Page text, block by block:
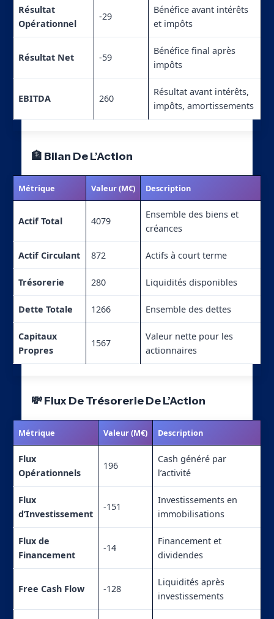
Résultat
Opérationnel
-29
Bénéfice avant intérêts
et impôts
Résultat Net -59
Bénéfice final après
impôts
EBITDA 260
Résultat avant intérêts,
impôts, amortissements
🏦 Bilan De L’Action
Métrique Valeur (M€) Description
Actif Total 4079
Ensemble des biens et
créances
Actif Circulant 872 Actifs à court terme
Trésorerie 280 Liquidités disponibles
Dette Totale 1266 Ensemble des dettes
Capitaux
Propres
1567
Valeur nette pour les
actionnaires
💸 Flux De Trésorerie De L’Action
Métrique Valeur (M€) Description
Flux
Opérationnels
196
Cash généré par
l’activité
Flux
d’Investissement
-151
Investissements en
immobilisations
Flux de
Financement
-14
Financement et
dividendes
Free Cash Flow -128
Liquidités après
investissements